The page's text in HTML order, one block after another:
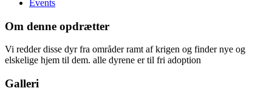
Events
Om denne opdrætter
Vi redder disse dyr fra områder ramt af krigen og finder nye og
elskelige hjem til dem. alle dyrene er til fri adoption
Galleri